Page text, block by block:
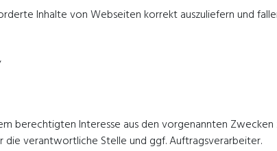
Inhalte von Webseiten korrekt auszuliefern und
berechtigten Interesse aus den vorgenannten
die verantwortliche Stelle und ggf. Auftragsverarbeiter.